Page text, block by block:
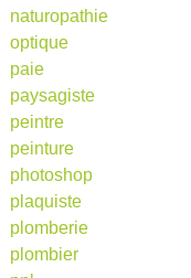
naturopathie
optique
paie
paysagiste
peintre
peinture
photoshop
plaquiste
plomberie
plombier